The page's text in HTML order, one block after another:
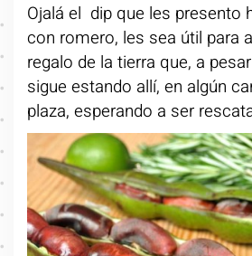
Ojalá el dip que les presento
con romero, les sea útil para
regalo de la tierra que, a
sigue estando allí, en algún
plaza, esperando a ser